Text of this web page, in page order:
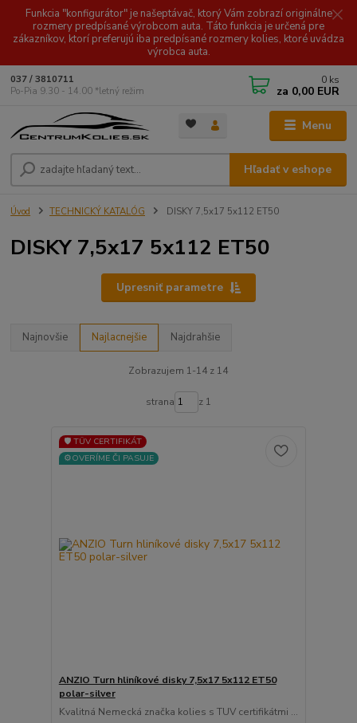
Funkcia "konfigurátor" je našeptávač, ktorý Vám zobrazí originálne
rozmery predpísané výrobcom auta. Táto funkcia je určená pre
zákazníkov, ktorí preferujú iba predpísané rozmery kolies, ktoré uvádza
výrobca auta.
Menu
Hľadať v eshope
037 / 3810711
Po-Pia 9.30 - 14.00 *letný režim
0 ks
za 0,00 EUR
Úvod TECHNICKÝ KATALÓG DISKY 7,5x17 5x112 ET50
DISKY 7,5x17 5x112 ET50
Upresniť parametre
Najnovšie Najlacnejšie Najdrahšie
Zobrazujem 1-14 z 14
strana z 1
🛡️ TÜV CERTIFIKÁT
⚙️OVERÍME ČI PASUJE
ANZIO Turn hliníkové disky 7,5x17 5x112 ET50
polar-silver
Kvalitná Nemecká značka kolies s TUV certifikátmi ...